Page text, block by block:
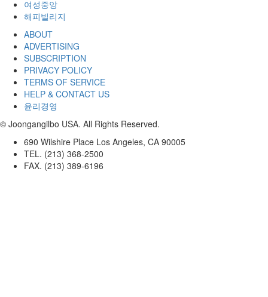
여성중앙
해피빌리지
ABOUT
ADVERTISING
SUBSCRIPTION
PRIVACY POLICY
TERMS OF SERVICE
HELP & CONTACT US
윤리경영
© Joongangilbo USA. All Rights Reserved.
690 Wilshire Place Los Angeles, CA 90005
TEL. (213) 368-2500
FAX. (213) 389-6196